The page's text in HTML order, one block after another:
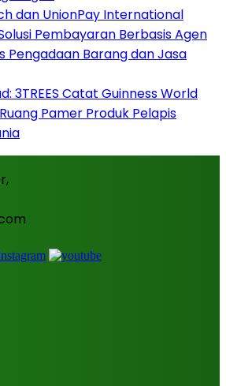
dan UnionPay International
Pembayaran Berbasis Agen
Pengadaan Barang dan Jasa
3TREES Catat Guinness World
Pamer Produk Pelapis